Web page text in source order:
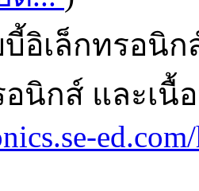
อิเล็กทรอนิ
อนิกส์ และเ